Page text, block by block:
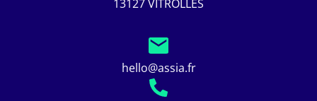
13127 VITROLLES
hello@assia.fr